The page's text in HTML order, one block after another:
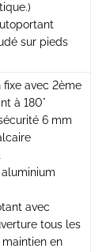
sur pieds
fixe avec 2ème
à 180°
6 mm
avec
tous les
maintien en